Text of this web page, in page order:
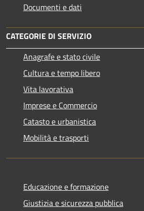
Documenti e dati
CATEGORIE DI SERVIZIO
Anagrafe e stato civile
Cultura e tempo libero
Vita lavorativa
Imprese e Commercio
Catasto e urbanistica
Mobilità e trasporti
Educazione e formazione
Giustizia e sicurezza pubblica